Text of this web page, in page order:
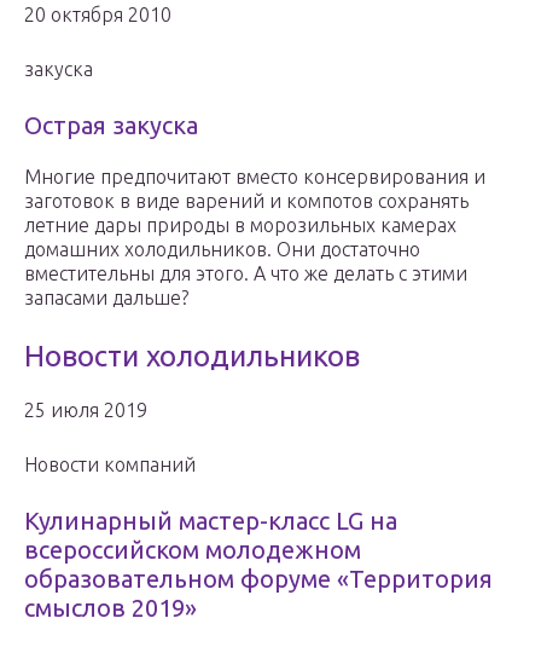
20 октября 2010
закуска
Острая закуска
Многие предпочитают вместо консервирования и
заготовок в виде варений и компотов сохранять
летние дары природы в морозильных камерах
домашних холодильников. Они достаточно
вместительны для этого. А что же делать с этими
запасами дальше?
Новости холодильников
25 июля 2019
Новости компаний
Кулинарный мастер-класс LG на
всероссийском молодежном
образовательном форуме «Территория
смыслов 2019»